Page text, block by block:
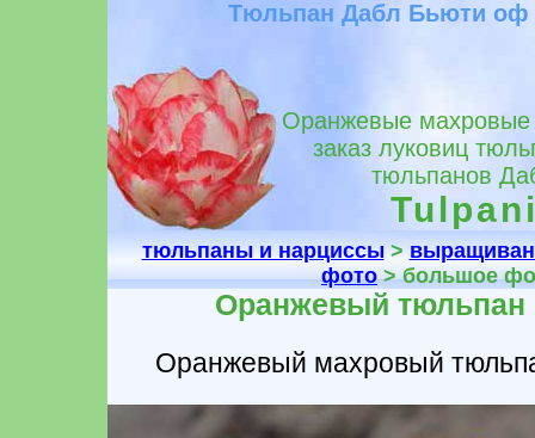
Тюльпан Дабл Бьюти
Оранжевые махровые
заказ луковиц
тюльпанов
тюльпаны и нарциссы>
фото> большое
Оранжевый
Оранжевый махровый